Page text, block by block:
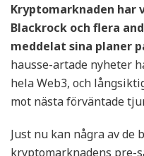
Kryptomarknaden
Blackrock och flera
meddelat sina planer
hausse-artade nyheter
hela Web3, och
mot nästa förväntade
Just nu kan några av
kryptomarknadens pre-